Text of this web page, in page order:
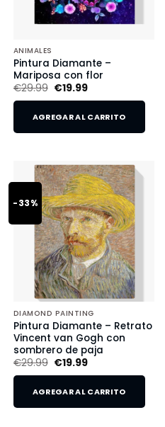
ANIMALES
Pintura Diamante –
Mariposa con flor
€29.99 €19.99
AGREGAR AL CARRITO
-33%
DIAMOND PAINTING
Pintura Diamante – Retrato
Vincent van Gogh con
sombrero de paja
€29.99 €19.99
AGREGAR AL CARRITO